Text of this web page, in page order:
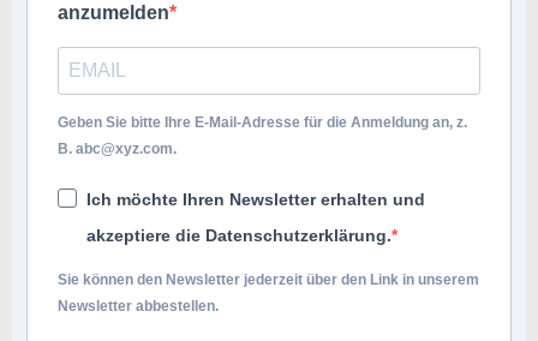
anzumelden
Geben Sie bitte Ihre E-Mail-Adresse für die Anmeldung an, z.
B. abc@xyz.com.
Ich möchte Ihren Newsletter erhalten und
akzeptiere die Datenschutzerklärung.
Sie können den Newsletter jederzeit über den Link in unserem
Newsletter abbestellen.